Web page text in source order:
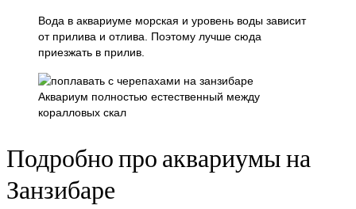
Вода в аквариуме морская и уровень воды зависит
от прилива и отлива. Поэтому лучше сюда
приезжать в прилив.
Аквариум полностью естественный между
коралловых скал
Подробно про аквариумы на
Занзибаре